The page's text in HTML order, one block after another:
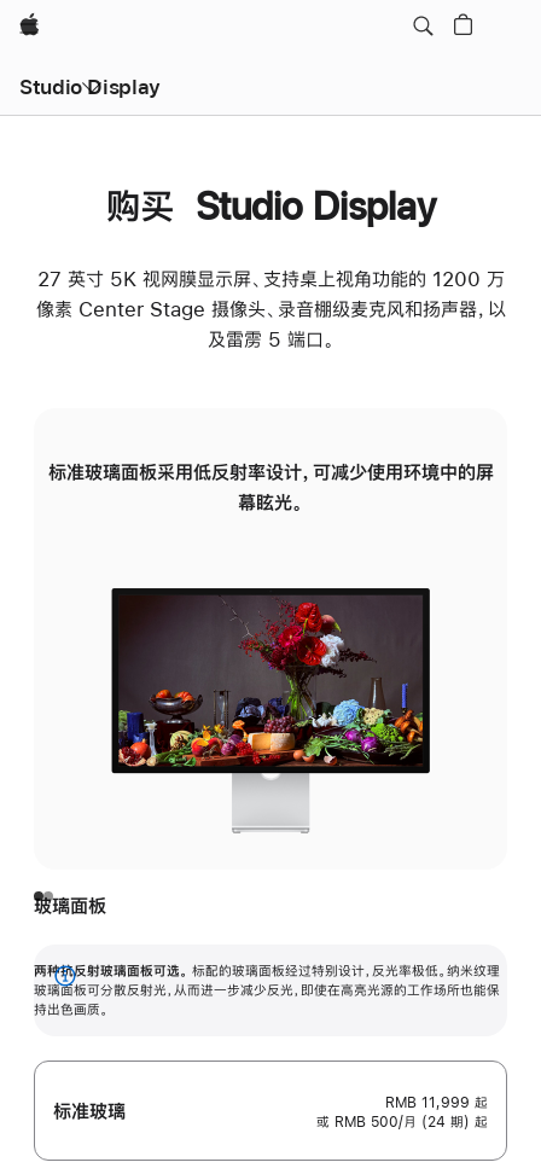
Apple
Studio Display
购买 Studio Display
27 英寸 5K 视网膜显示屏、支持桌上视角功能的 1200 万
像素 Center Stage 摄像头、录音棚级麦克风和扬声器，以
及雷雳 5 端口。
标准玻璃面板采用低反射率设计，可减少使用环境中的屏
幕眩光。
玻璃面板
两种抗反射玻璃面板可选。 标配的玻璃面板经过特别设计，反光率极低。纳米纹理
玻璃面板可分散反射光，从而进一步减少反光，即使在高亮光源的工作场所也能保
持出色画质。
展
开
标准玻璃 RMB 11,999 起
或 RMB 500/月 (24 期) 起